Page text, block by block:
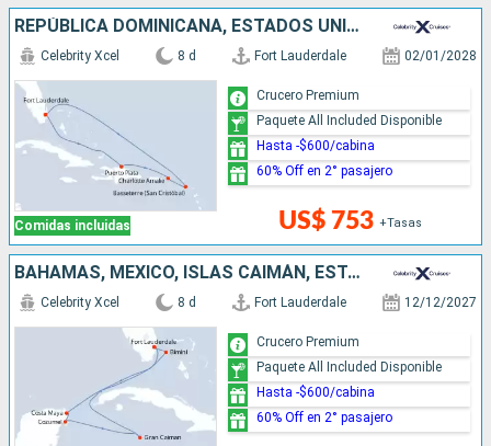
REPÚBLICA DOMINICANA, ESTADOS UNIDOS
Comidas incluidas
Celebrity Xcel 8 d Fort Lauderdale 02/01/2028
US$ 753 +Tasas
Crucero Premium
Paquete All Included Disponible
Hasta -$600/cabina
60% Off en 2° pasajero
BAHAMAS, MÉXICO, ISLAS CAIMÁN, ESTADOS UNIDOS
Celebrity Xcel 8 d Fort Lauderdale 12/12/2027
Crucero Premium
Paquete All Included Disponible
Hasta -$600/cabina
60% Off en 2° pasajero